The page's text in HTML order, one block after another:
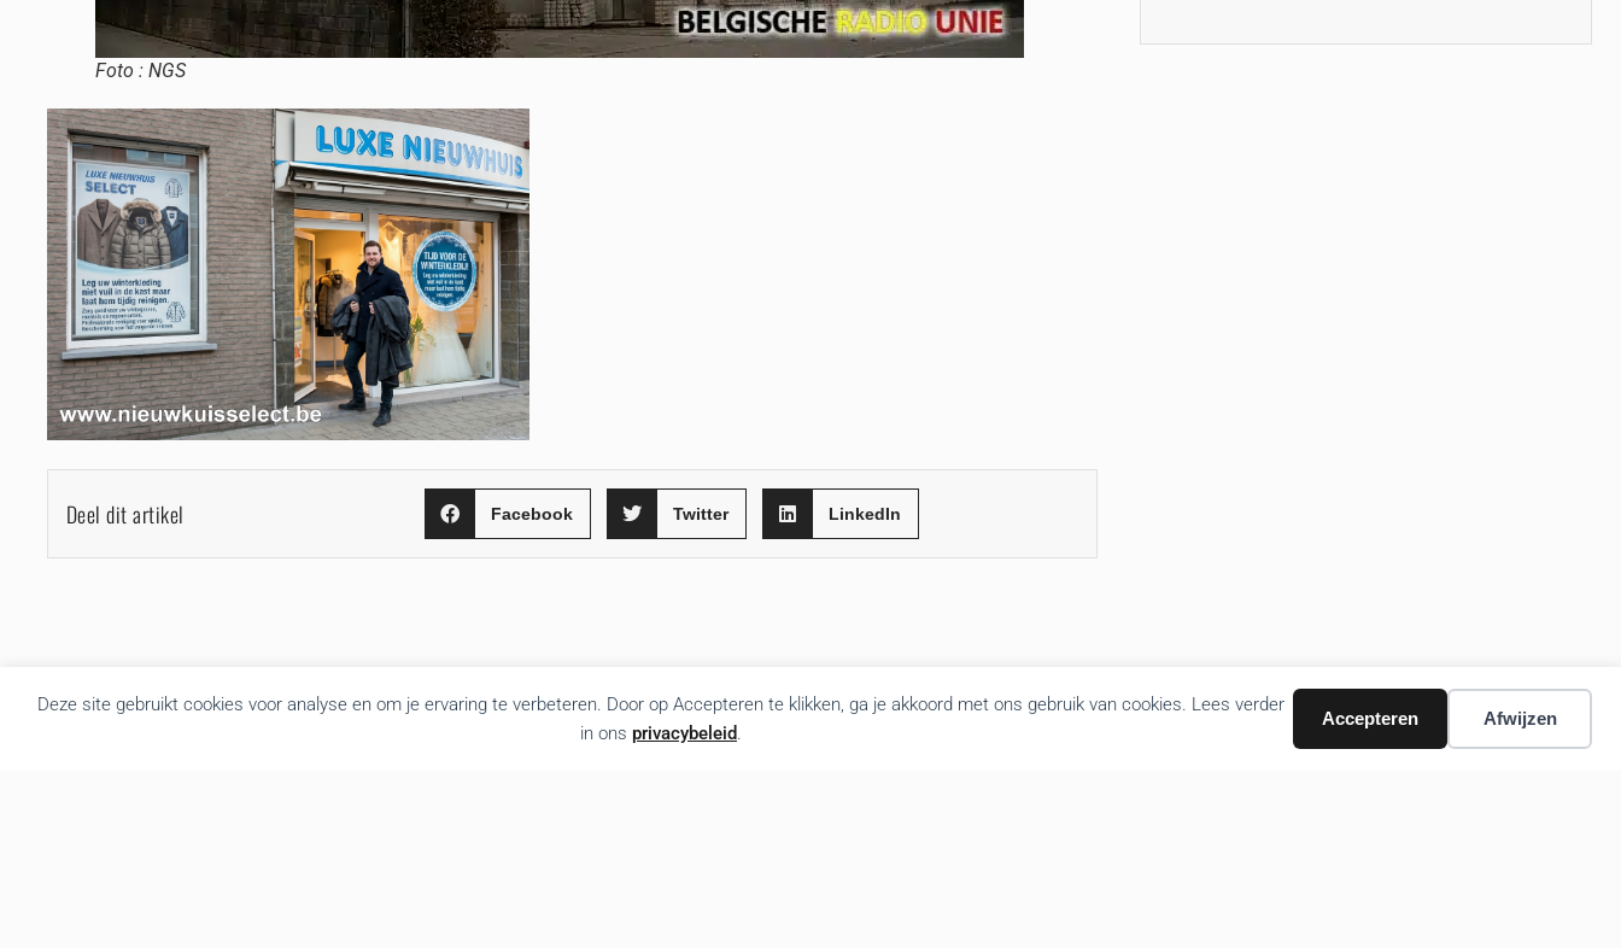
Deze site gebruikt cookies voor analyse en om je ervaring te verbeteren. Door op Accepteren te klikken, ga je akkoord met ons gebruik van cookies. Lees verder
in ons privacybeleid.
Accepteren Afwijzen
Foto : NGS
Deel dit artikel Facebook Twitter LinkedIn